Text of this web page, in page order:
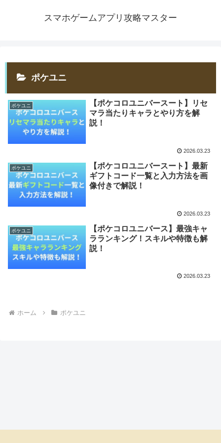
スマホゲームアプリ攻略マスター
ポケユニ
ポケユニ
【ポケコロユニバースート】リセ
マラ当たりキャラとやり方を解
説！
2026.03.23
ポケユニ
【ポケコロユニバースート】最新
ギフトコード一覧と入力方法を画
像付きで解説！
2026.03.23
ポケユニ
【ポケコロユニバース】最強キャ
ラランキング！スキルや特徴も解
説！
2026.03.23
ホーム ポケユニ